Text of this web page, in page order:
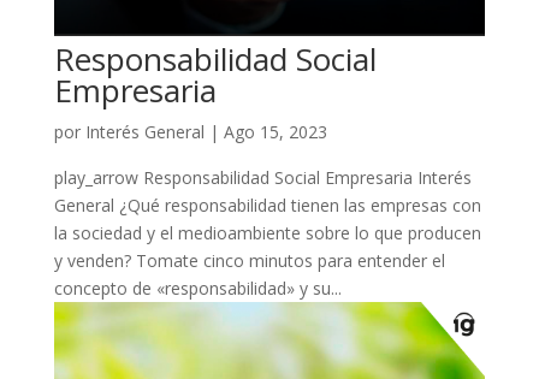
Responsabilidad Social
Empresaria
por Interés General | Ago 15, 2023
play_arrow Responsabilidad Social Empresaria Interés
General ¿Qué responsabilidad tienen las empresas con
la sociedad y el medioambiente sobre lo que producen
y venden? Tomate cinco minutos para entender el
concepto de «responsabilidad» y su...